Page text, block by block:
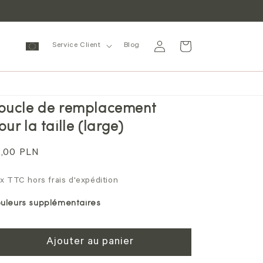
Service Client Blog
connecter
Panier
de remplacement
la taille (large)
PLN
TTC hors frais d'expédition
supplémentaires
Ajouter au panier